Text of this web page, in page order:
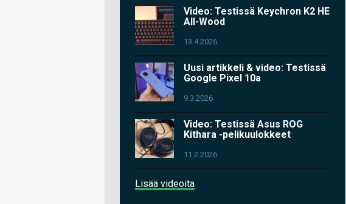
Video: Testissä Keychron K2 HE
All-Wood
13.4.2026
Uusi artikkeli & video: Testissä
Google Pixel 10a
9.3.2026
Video: Testissä Asus ROG
Kithara -pelikuulokkeet
11.2.2026
Lisää videoita